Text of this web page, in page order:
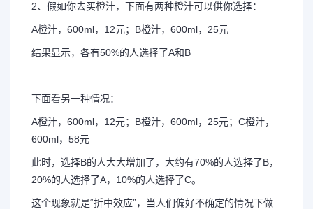
2、假如你去买橙汁，下面有两种橙汁可以供你选择：
A橙汁，600ml，12元；B橙汁，600ml，25元
结果显示，各有50%的人选择了A和B
下面看另一种情况：
A橙汁，600ml，12元；B橙汁，600ml，25元；C橙汁，
600ml，58元
此时，选择B的人大大增加了，大约有70%的人选择了B，
20%的人选择了A，10%的人选择了C。
这个现象就是“折中效应”，当人们偏好不确定的情况下做